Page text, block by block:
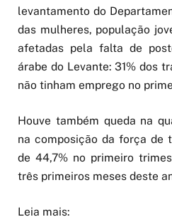
levantamento do
das mulheres, população
afetadas pela falta de
árabe do Levante: 31% dos
não tinham emprego no
Houve também queda na
na composição da força de
de 44,7% no primeiro
três primeiros meses deste
Leia mais: